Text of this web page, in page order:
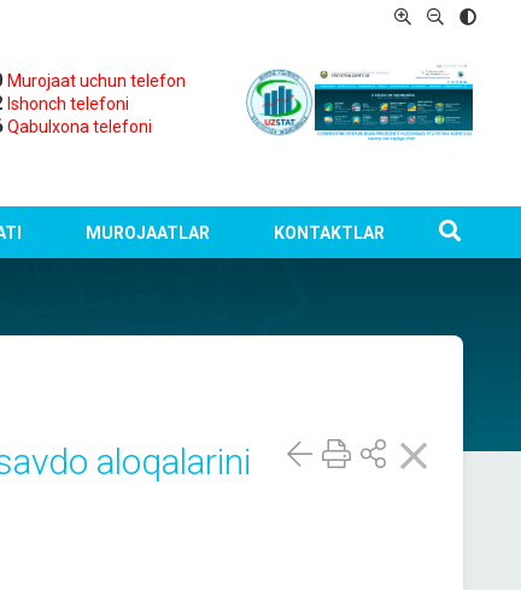
Murojaat uchun telefon
Ishonch telefoni
Qabulxona telefoni
MUROJAATLAR KONTAKTLAR
aloqalarini